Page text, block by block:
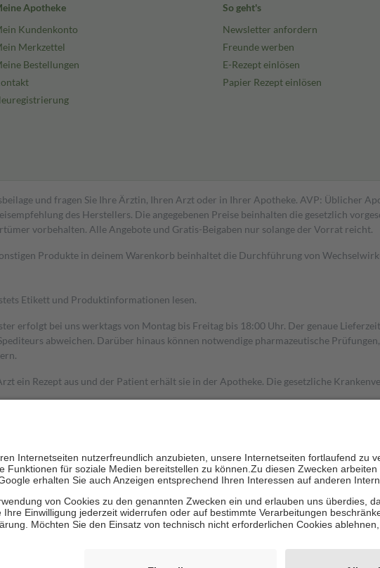
Apotheke
Kundenkonto
Merkzettel
Bestellungen
So geht's
Newsletter anfordern
Freunde werben
E-Rezept einlösen
Papier Rezept einlösen
und fragen Sie Ihre Ärztin, Ihren Arzt oder in Ihrer Apotheke. AVP: Üblicher
des Herstellers. Die angegebenen Preise beinhalten die gesetzlich
vorbehalten. Alle Angebote und Gratis-Beigaben nur solange der Vorrat reicht.
Produkte in deinem Warenkorb beinhaltet die Durchführung von
Etikett und Produktinformationen lesen.
erfolgt bei uns werktags von Montag bis Freitag bis 18:00 Uhr. Der genaue
abweichen. Darüber hinaus können notwendige pharmazeutische
ein Rezept aus und der Patient erhält sie in der Apotheke. Die gesetzliche
Zuzahlung zehn Prozent der Kosten sowie zehn Euro je Verordnung.
zu stärken und die besondere Stellung der Familie zu unterstützen, fallen
mit Ausnahme der Fahrkosten
von der GKV getragen werden
für die Einholung von Bewertungen. Trusted Shops hat Maßnahmen getroffen, um